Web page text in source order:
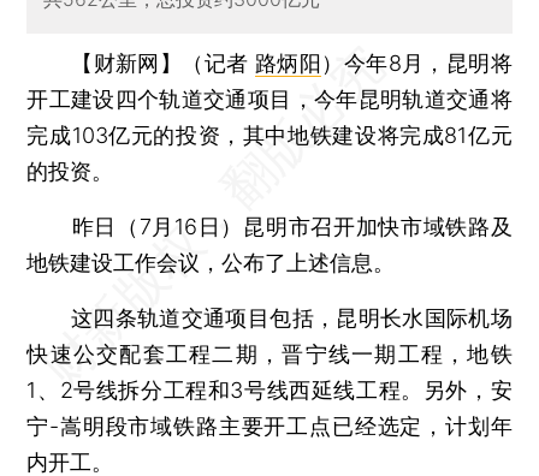
【财新网】（记者 路炳阳 ） 今年8月，昆明将
开工建设四个轨道交通项目，今年昆明轨道交通将
完成103亿元的投资，其中地铁建设将完成81亿元
的投资。
昨日（7月16日）昆明市召开加快市域铁路及
地铁建设工作会议，公布了上述信息。
这四条轨道交通项目包括，昆明长水国际机场
快速公交配套工程二期，晋宁线一期工程，地铁
1、2号线拆分工程和3号线西延线工程。另外，安
宁-嵩明段市域铁路主要开工点已经选定，计划年
内开工。